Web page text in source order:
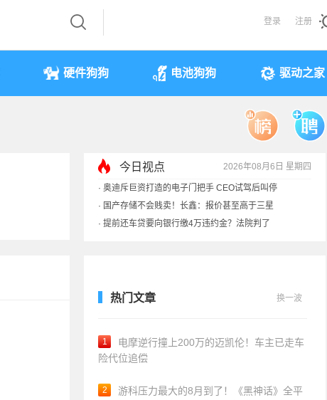
登录 注册
硬件狗狗 电池狗狗 驱动之家
今日视点 2026年08月6日 星期四
· 奥迪斥巨资打造的电子门把手 CEO试驾后叫停
· 国产存储不会贱卖！长鑫：报价甚至高于三星
· 提前还车贷要向银行缴4万违约金？法院判了
热门文章 换一波
1
电摩逆行撞上200万的迈凯伦！车主已走车
险代位追偿
2
游科压力最大的8月到了！《黑神话》全平